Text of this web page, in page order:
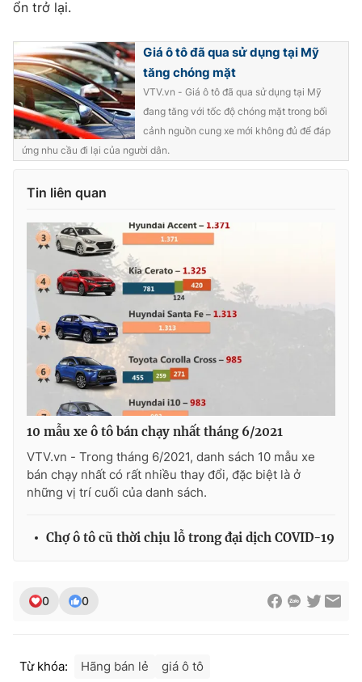
ổn trở lại.
Giá ô tô đã qua sử dụng tại Mỹ
tăng chóng mặt
VTV.vn - Giá ô tô đã qua sử dụng tại Mỹ
đang tăng với tốc độ chóng mặt trong bối
cảnh nguồn cung xe mới không đủ để đáp
ứng nhu cầu đi lại của người dân.
Tin liên quan
10 mẫu xe ô tô bán chạy nhất tháng 6/2021
VTV.vn - Trong tháng 6/2021, danh sách 10 mẫu xe
bán chạy nhất có rất nhiều thay đổi, đặc biệt là ở
những vị trí cuối của danh sách.
Chợ ô tô cũ thời chịu lỗ trong đại dịch COVID-19
0 0
Từ khóa: Hãng bán lẻ giá ô tô